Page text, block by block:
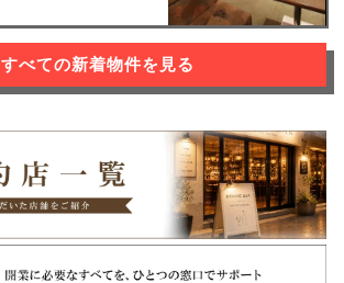
すべての新着物件を見る